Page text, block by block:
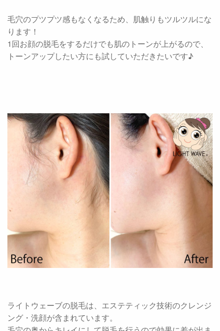
毛穴のプツプツ感もなくなるため、肌触りもツルツルにな
ります！
1回お顔の脱毛をするだけでも肌のトーンが上がるので、
トーンアップしたい方にも試していただきたいです♪
ライトウェーブの脱毛は、エステティック技術のクレンジ
ング・洗顔が含まれています。